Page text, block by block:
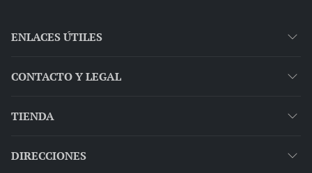
ENLACES ÚTILES
CONTACTO Y LEGAL
TIENDA
DIRECCIONES